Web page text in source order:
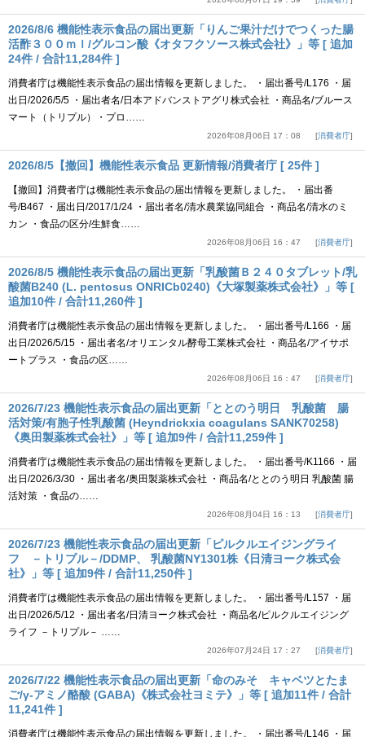
2026/8/6 機能性表示食品の届出更新「りんご果汁だけでつくった腸
活酢３００ｍｌ/グルコン酸《オタフクソース株式会社》」等 [ 追加
24件 / 合計11,284件 ]
消費者庁は機能性表示食品の届出情報を更新しました。 ・届出番号/L176 ・届
出日/2026/5/5 ・届出者名/日本アドバンストアグリ株式会社 ・商品名/ブルース
マート（トリプル）・プロ……
2026年08月06日 17：08 消費者庁
2026/8/5【撤回】機能性表示食品 更新情報/消費者庁 [ 25件 ]
【撤回】消費者庁は機能性表示食品の届出情報を更新しました。 ・届出番
号/B467 ・届出日/2017/1/24 ・届出者名/清水農業協同組合 ・商品名/清水のミ
カン ・食品の区分/生鮮食……
2026年08月06日 16：47 消費者庁
2026/8/5 機能性表示食品の届出更新「乳酸菌Ｂ２４０タブレット/乳
酸菌B240 (L. pentosus ONRICb0240)《大塚製薬株式会社》」等 [
追加10件 / 合計11,260件 ]
消費者庁は機能性表示食品の届出情報を更新しました。 ・届出番号/L166 ・届
出日/2026/5/15 ・届出者名/オリエンタル酵母工業株式会社 ・商品名/アイサポ
ートプラス ・食品の区……
2026年08月06日 16：47 消費者庁
2026/7/23 機能性表示食品の届出更新「ととのう明日 乳酸菌 腸
活対策/有胞子性乳酸菌 (Heyndrickxia coagulans SANK70258)
《奥田製薬株式会社》」等 [ 追加9件 / 合計11,259件 ]
消費者庁は機能性表示食品の届出情報を更新しました。 ・届出番号/K1166 ・届
出日/2026/3/30 ・届出者名/奥田製薬株式会社 ・商品名/ととのう明日 乳酸菌 腸
活対策 ・食品の……
2026年08月04日 16：13 消費者庁
2026/7/23 機能性表示食品の届出更新「ピルクルエイジングライ
フ －トリプル－/DDMP、 乳酸菌NY1301株《日清ヨーク株式会
社》」等 [ 追加9件 / 合計11,250件 ]
消費者庁は機能性表示食品の届出情報を更新しました。 ・届出番号/L157 ・届
出日/2026/5/12 ・届出者名/日清ヨーク株式会社 ・商品名/ピルクルエイジング
ライフ －トリプル－ ……
2026年07月24日 17：27 消費者庁
2026/7/22 機能性表示食品の届出更新「命のみそ キャベツとたま
ご/γ-アミノ酪酸 (GABA)《株式会社ヨミテ》」等 [ 追加11件 / 合計
11,241件 ]
消費者庁は機能性表示食品の届出情報を更新しました。 ・届出番号/L146 ・届